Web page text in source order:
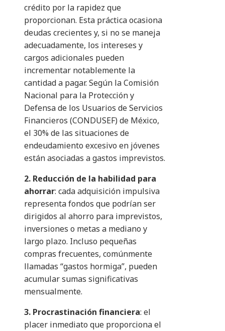
crédito por la rapidez que
proporcionan. Esta práctica ocasiona
deudas crecientes y, si no se maneja
adecuadamente, los intereses y
cargos adicionales pueden
incrementar notablemente la
cantidad a pagar. Según la Comisión
Nacional para la Protección y
Defensa de los Usuarios de Servicios
Financieros (CONDUSEF) de México,
el 30% de las situaciones de
endeudamiento excesivo en jóvenes
están asociadas a gastos imprevistos.
2. Reducción de la habilidad para
ahorrar: cada adquisición impulsiva
representa fondos que podrían ser
dirigidos al ahorro para imprevistos,
inversiones o metas a mediano y
largo plazo. Incluso pequeñas
compras frecuentes, comúnmente
llamadas “gastos hormiga”, pueden
acumular sumas significativas
mensualmente.
3. Procrastinación financiera: el
placer inmediato que proporciona el